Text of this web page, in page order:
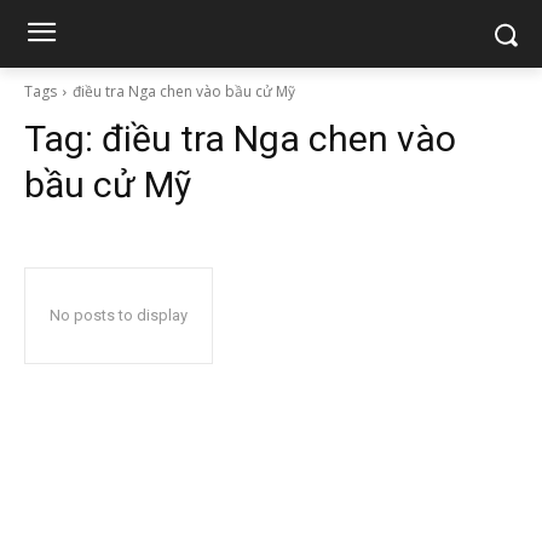
Tags điều tra Nga chen vào bầu cử Mỹ
Tag: điều tra Nga chen vào
bầu cử Mỹ
No posts to display